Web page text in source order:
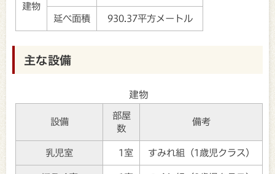
建物
延べ面積 930.37平方メートル
主な設備
建物
設備
部屋
数
備考
乳児室 1室 すみれ組（1歳児クラス）